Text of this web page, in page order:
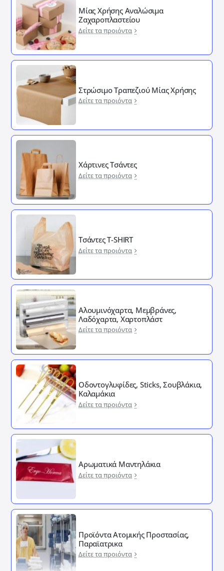
Μίας Χρήσης Αναλώσιμα
Ζαχαροπλαστείου
Δείτε τα προιόντα
Στρώσιμο Τραπεζιού Μίας Χρήσης
Δείτε τα προιόντα
Χάρτινες Τσάντες
Δείτε τα προιόντα
Τσάντες T-SHIRT
Δείτε τα προιόντα
Αλουμινόχαρτα, Μεμβράνες,
Λαδόχαρτα, Χαρτοπλάστ
Δείτε τα προιόντα
Οδοντογλυφίδες, Sticks, Σουβλάκια,
Καλαμάκια
Δείτε τα προιόντα
Αρωματικά Μαντηλάκια
Δείτε τα προιόντα
Προϊόντα Ατομικής Προστασίας,
Παραϊατρικα
Δείτε τα προιόντα